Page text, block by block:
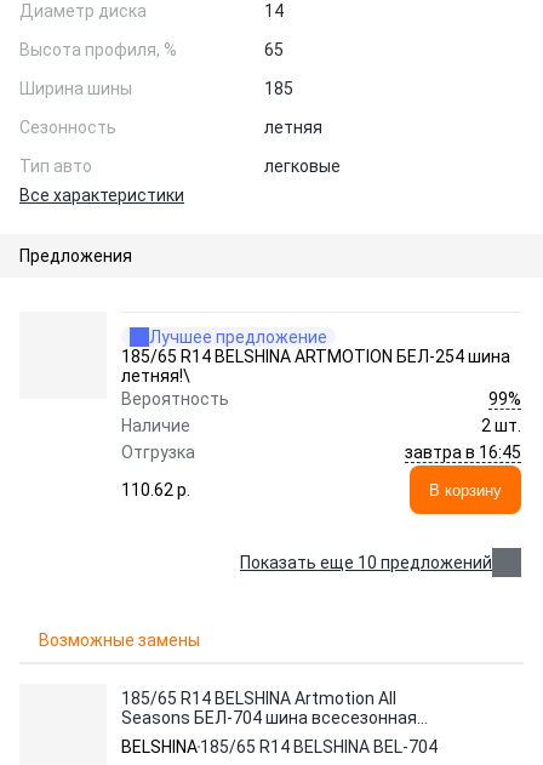
Диаметр диска
14
Высота профиля, %
65
Ширина шины
185
Сезонность
летняя
Тип авто
легковые
Все характеристики
Предложения
Лучшее предложение
185/65 R14 BELSHINA ARTMOTION БЕЛ-254 шина
летняя!\
Вероятность
99%
Наличие
2 шт.
Отгрузка
завтра в 16:45
110.62 p.
В корзину
Показать еще 10 предложений
Возможные замены
185/65 R14 BELSHINA Artmotion All
Seasons БЕЛ-704 шина всесезонная
3PMSF!\ 86H
BELSHINA185/65 R14 BELSHINA BEL-704